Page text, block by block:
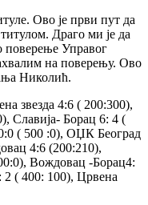
Ово је први пут да
Драго ми је да
поверење Управог
на поверењу. Ово
Николић.
звезда 4:6 ( 200:300),
Славија- Борац 6: 4 (
( 500 :0), ОЏК Београд
4:6 (200:210),
Вождовац -Борац4:
( 400: 100), Црвена